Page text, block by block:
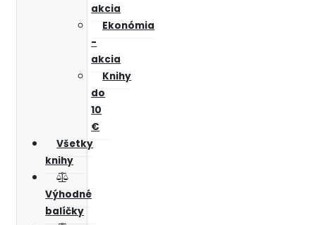
akcia
Ekonómia
-
akcia
Knihy
do
10
€
Všetky
knihy
Výhodné
balíčky